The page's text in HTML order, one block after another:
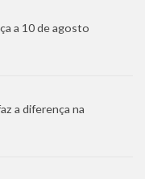
a 10 de agosto
a diferença na